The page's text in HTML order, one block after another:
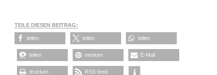
TEILE DIESEN BEITRAG:
teilen teilen teilen
teilen merken E-Mail
drucken RSS-feed